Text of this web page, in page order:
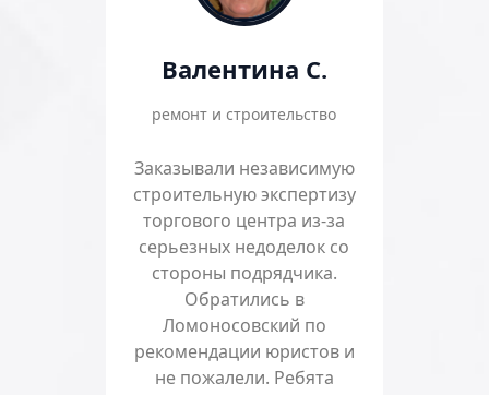
Валентина С.
ремонт и строительство
Заказывали независимую
строительную экспертизу
торгового центра из-за
серьезных недоделок со
стороны подрядчика.
Обратились в
Ломоносовский по
рекомендации юристов и
не пожалели. Ребята